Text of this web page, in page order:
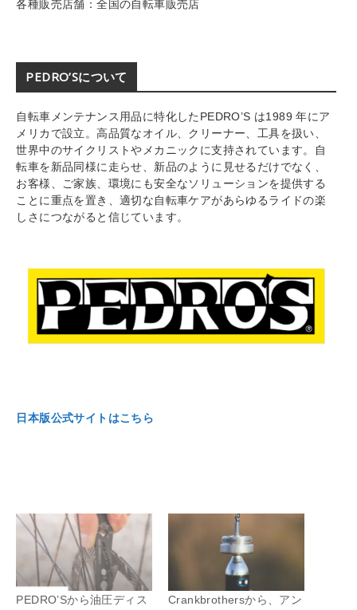
各種販売店舗：全国の自転車販売店
PEDRO’Sについて
自転車メンテナンス用品に特化したPEDRO’S は1989 年にア
メリカで設立。高品質なオイル、クリーナー、工具を扱い、
世界中のサイクリストやメカニックに支持されています。自
転車を新品同様に走らせ、新品のように見せるだけでなく、
お客様、ご家族、環境にも安全なソリューションを提供する
ことに重点を置き、適切な自転車ケアがあらゆるライドの楽
しさにつながると信じています。
日本版公式サイトはこちら
PEDRO’Sから油圧ディス
Crankbrothersから、アン